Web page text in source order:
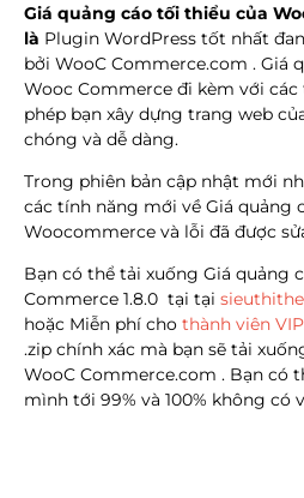
Giá quảng cáo tối thiểu của
là Plugin WordPress tốt nhất
bởi WooC Commerce.com . Giá
Wooc Commerce đi kèm với
phép bạn xây dựng trang web
chóng và dễ dàng.
Trong phiên bản cập nhật mới
các tính năng mới về Giá quảng
Woocommerce và lỗi đã được
Bạn có thể tải xuống Giá quảng
Commerce 1.8.0 tại tại
hoặc Miễn phí cho thành viên VIP
.zip chính xác mà bạn sẽ tải
WooC Commerce.com . Bạn có
mình tới 99% và 100% không có